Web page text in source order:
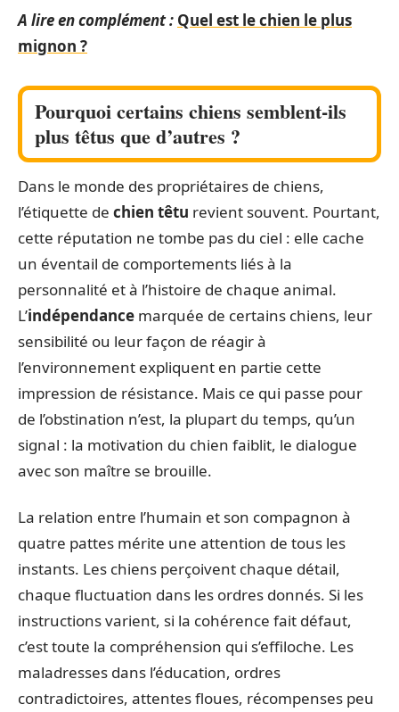
A lire en complément : Quel est le chien le plus
mignon ?
Pourquoi certains chiens semblent-ils
plus têtus que d’autres ?
Dans le monde des propriétaires de chiens,
l’étiquette de chien têtu revient souvent. Pourtant,
cette réputation ne tombe pas du ciel : elle cache
un éventail de comportements liés à la
personnalité et à l’histoire de chaque animal.
L’indépendance marquée de certains chiens, leur
sensibilité ou leur façon de réagir à
l’environnement expliquent en partie cette
impression de résistance. Mais ce qui passe pour
de l’obstination n’est, la plupart du temps, qu’un
signal : la motivation du chien faiblit, le dialogue
avec son maître se brouille.
La relation entre l’humain et son compagnon à
quatre pattes mérite une attention de tous les
instants. Les chiens perçoivent chaque détail,
chaque fluctuation dans les ordres donnés. Si les
instructions varient, si la cohérence fait défaut,
c’est toute la compréhension qui s’effiloche. Les
maladresses dans l’éducation, ordres
contradictoires, attentes floues, récompenses peu